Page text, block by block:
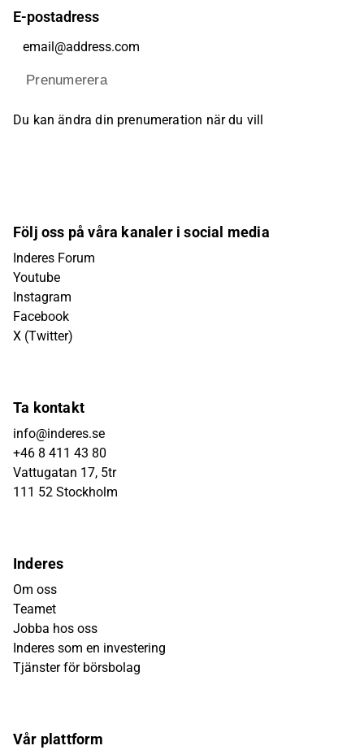
E-postadress
Prenumerera
Du kan ändra din prenumeration när du vill
Följ oss på våra kanaler i social media
Inderes Forum
Youtube
Instagram
Facebook
X (Twitter)
Ta kontakt
info@inderes.se
+46 8 411 43 80
Vattugatan 17, 5tr
111 52 Stockholm
Inderes
Om oss
Teamet
Jobba hos oss
Inderes som en investering
Tjänster för börsbolag
Vår plattform